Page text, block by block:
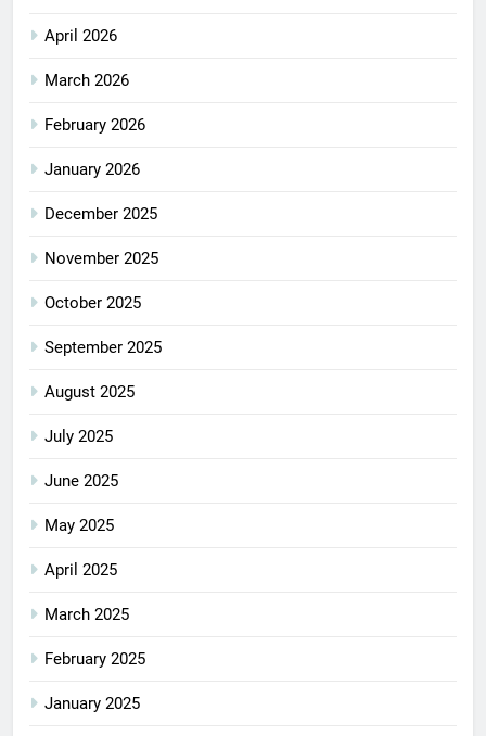
April 2026
March 2026
February 2026
January 2026
December 2025
November 2025
October 2025
September 2025
August 2025
July 2025
June 2025
May 2025
April 2025
March 2025
February 2025
January 2025